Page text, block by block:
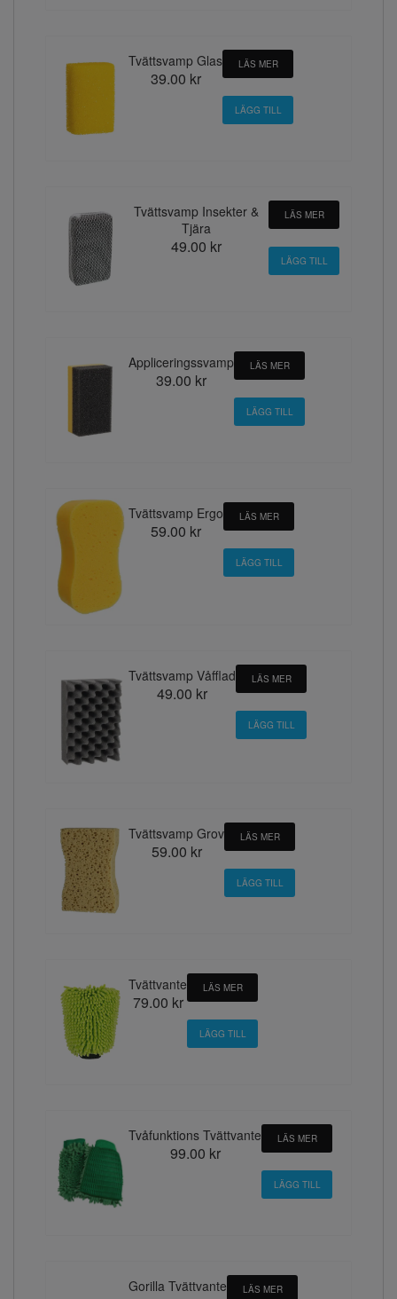
Tvättsvamp Glas
39.00 kr
LÄS MER
Tvättsvamp Insekter &
Tjära
49.00 kr
LÄS MER
Appliceringssvamp
39.00 kr
LÄS MER
Tvättsvamp Ergo
59.00 kr
LÄS MER
Tvättsvamp Våfflad
49.00 kr
LÄS MER
Tvättsvamp Grov
59.00 kr
LÄS MER
Tvättvante
79.00 kr
LÄS MER
Tvåfunktions Tvättvante
99.00 kr
LÄS MER
Gorilla Tvättvante LÄS MER